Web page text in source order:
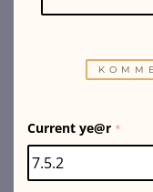
Current ye@r *